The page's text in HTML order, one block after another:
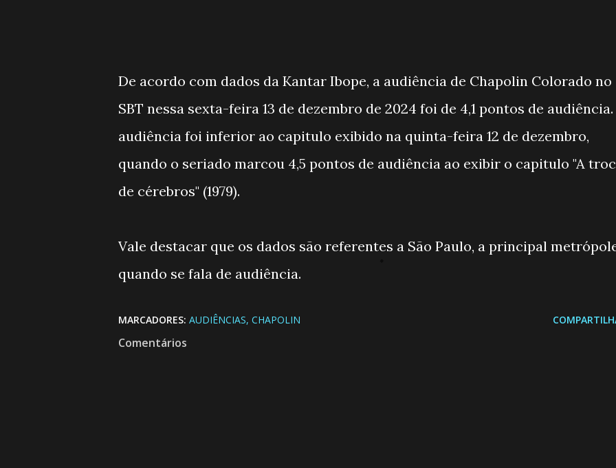
De acordo com dados da Kantar Ibope, a audiência de Chapolin Colorado no
SBT nessa sexta-feira 13 de dezembro de 2024 foi de 4,1 pontos de audiência.
audiência foi inferior ao capitulo exibido na quinta-feira 12 de dezembro,
quando o seriado marcou 4,5 pontos de audiência ao exibir o capitulo "A
de cérebros" (1979).
Vale destacar que os dados são referentes a São Paulo, a principal
quando se fala de audiência.
MARCADORES: AUDIÊNCIAS CHAPOLIN
Comentários